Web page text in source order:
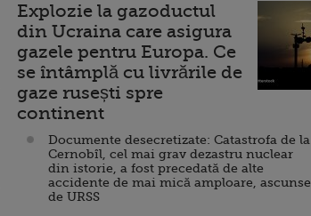
Explozie la gazoductul
din Ucraina care asigura
gazele pentru Europa. Ce
se întâmplă cu livrările de
gaze rusești spre
continent
Documente desecretizate: Catastrofa de la
Cernobîl, cel mai grav dezastru nuclear
din istorie, a fost precedată de alte
accidente de mai mică amploare, ascunse
de URSS